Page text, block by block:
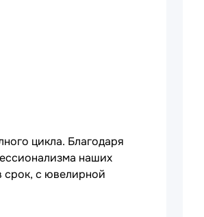
цикла. Благодаря
наших
срок, с ювелирной